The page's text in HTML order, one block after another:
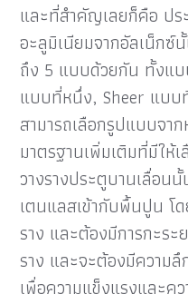
และที่สำคัญเลยก็คือ ปร
อะลูมิเนียมจากอัลเน็กซ์
ถึง 5 แบบด้วยกัน ทั้งแบ
แบบที่หนึ่ง, Sheer แบ
สามารถเลือกรูปแบบจา
มาตรฐานเพิ่มเติมที่มีให้
วางรางประตูบานเลื่อน
เตนแลสเข้ากับพื้นปูน โ
ราง และต้องมีการกะร
ราง และจะต้องมีความลึ
เพื่อความแข็งแรงและค